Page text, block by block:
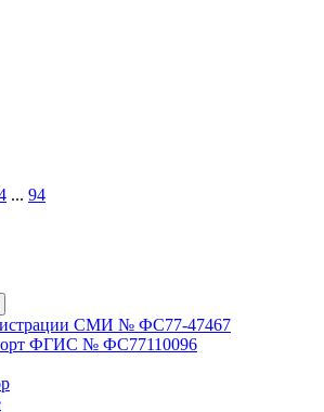
... 94
СМИ № ФС77-47467
ФГИС № ФС77110096